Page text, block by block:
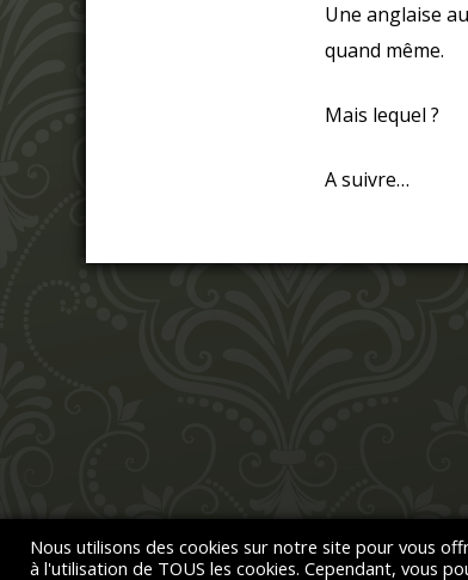
Une anglaise
quand même.
Mais lequel ?
A suivre…
Nous utilisons des cookies sur notre site pour vous
à l'utilisation de TOUS les cookies. Cependant, vous